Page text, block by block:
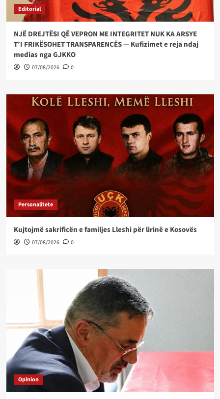
Editorial
NJË DREJTËSI QË VEPRON ME INTEGRITET NUK KA ARSYE
T’I FRIKËSOHET TRANSPARENCËS — Kufizimet e reja ndaj
medias nga GJKKO
07/08/2026 0
Personalitete
Kujtojmë sakrificën e familjes Lleshi për lirinë e Kosovës
07/08/2026 0
Opinion